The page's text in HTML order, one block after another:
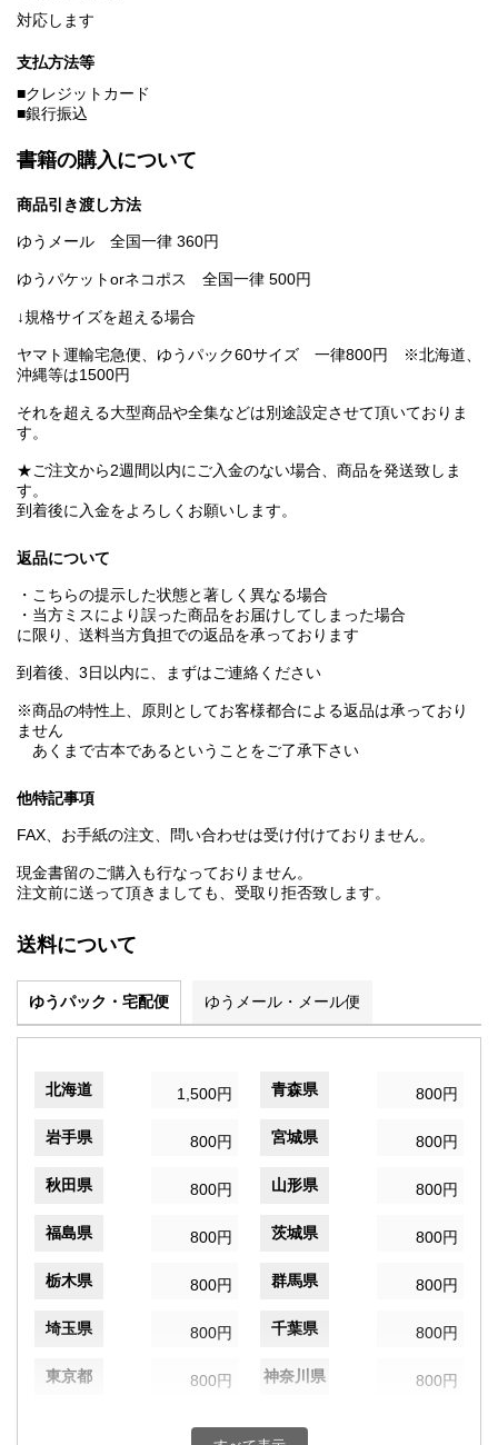
対応します
支払方法等
■クレジットカード
■銀行振込
書籍の購入について
商品引き渡し方法
ゆうメール 全国一律 360円
ゆうパケットorネコポス 全国一律 500円
↓規格サイズを超える場合
ヤマト運輸宅急便、ゆうパック60サイズ 一律800円 ※北海道、
沖縄等は1500円
それを超える大型商品や全集などは別途設定させて頂いておりま
す。
★ご注文から2週間以内にご入金のない場合、商品を発送致しま
す。
到着後に入金をよろしくお願いします。
返品について
・こちらの提示した状態と著しく異なる場合
・当方ミスにより誤った商品をお届けしてしまった場合
に限り、送料当方負担での返品を承っております
到着後、3日以内に、まずはご連絡ください
※商品の特性上、原則としてお客様都合による返品は承っており
ません
あくまで古本であるということをご了承下さい
他特記事項
FAX、お手紙の注文、問い合わせは受け付けておりません。
現金書留のご購入も行なっておりません。
注文前に送って頂きましても、受取り拒否致します。
送料について
ゆうパック・宅配便 ゆうメール・メール便
北海道 1,500円 青森県 800円
岩手県 800円 宮城県 800円
秋田県 800円 山形県 800円
福島県 800円 茨城県 800円
栃木県 800円 群馬県 800円
埼玉県 800円 千葉県 800円
東京都 800円 神奈川県 800円
800円 富山県